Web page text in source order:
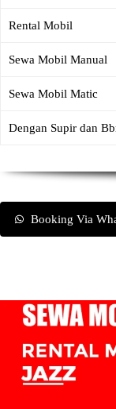
Rental Mobil
Sewa Mobil Manual
Sewa Mobil Matic
Dengan Supir dan
Booking Via